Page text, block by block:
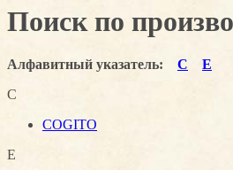
Поиск по
Алфавитный указатель: C
E
C
COGITO
E